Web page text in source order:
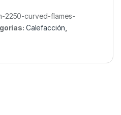
2250-curved-flames-
Calefacción